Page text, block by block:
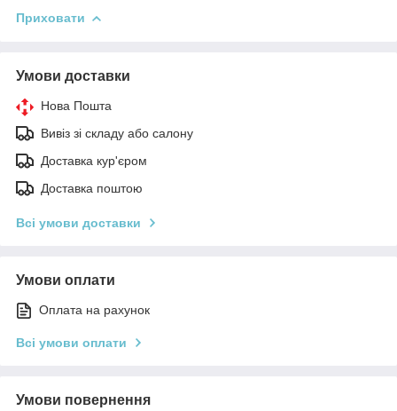
Приховати
Умови доставки
Нова Пошта
Вивіз зі складу або салону
Доставка кур'єром
Доставка поштою
Всі умови доставки
Умови оплати
Оплата на рахунок
Всі умови оплати
Умови повернення